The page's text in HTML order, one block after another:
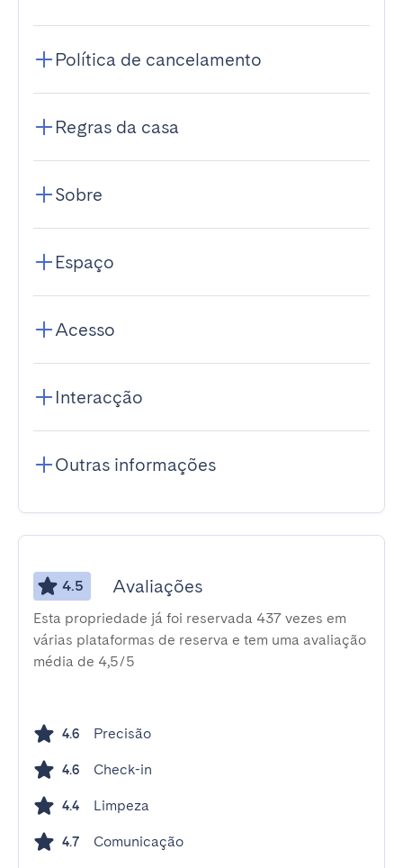
Política de cancelamento
Regras da casa
Sobre
Espaço
Acesso
Interacção
Outras informações
4.5 Avaliações
Esta propriedade já foi reservada 437 vezes em
várias plataformas de reserva e tem uma avaliação
média de 4,5/5
4.6 Precisão
4.6 Check-in
4.4 Limpeza
4.7 Comunicação